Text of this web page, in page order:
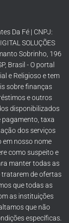
Da Fé | CNPJ:
SOLUÇÕES
Sobrinho, 196
Brasil - O portal
e Religioso e tem
sobre finanças
e outros
disponibilizados
pagamento, taxa
dos serviços
em nosso nome
como suspeito e
manter todas as
tratarem de ofertas
que todas as
as instituições
que não
específicas.